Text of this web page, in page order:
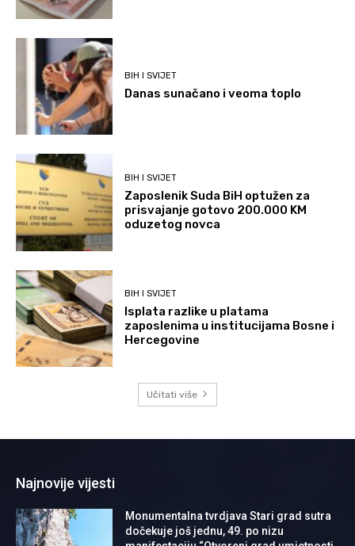
BIH I SVIJET
Danas sunačano i veoma toplo
BIH I SVIJET
Zaposlenik Suda BiH optužen za
prisvajanje gotovo 200.000 KM
oduzetog novca
BIH I SVIJET
Isplata razlike u platama
zaposlenima u institucijama Bosne i
Hercegovine
Učitati više
Najnovije vijesti
Monumentalna tvrdjava Stari grad sutra
dočekuje još jednu, 49. po nizu